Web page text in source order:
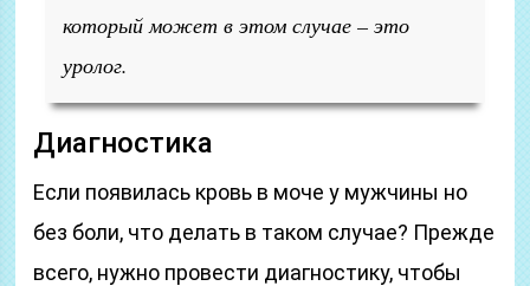
который может в этом случае – это
уролог.
Диагностика
Если появилась кровь в моче у мужчины но
без боли, что делать в таком случае? Прежде
всего, нужно провести диагностику, чтобы